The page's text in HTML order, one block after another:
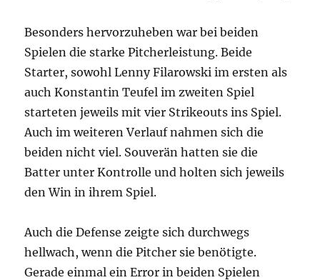
Besonders hervorzuheben war bei beiden
Spielen die starke Pitcherleistung. Beide
Starter, sowohl Lenny Filarowski im ersten als
auch Konstantin Teufel im zweiten Spiel
starteten jeweils mit vier Strikeouts ins Spiel.
Auch im weiteren Verlauf nahmen sich die
beiden nicht viel. Souverän hatten sie die
Batter unter Kontrolle und holten sich jeweils
den Win in ihrem Spiel.
Auch die Defense zeigte sich durchwegs
hellwach, wenn die Pitcher sie benötigte.
Gerade einmal ein Error in beiden Spielen